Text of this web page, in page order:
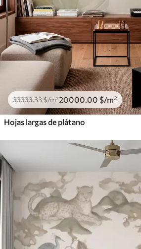
33333.33$/m²20000 .00 $/m²
Hojas largas de plátano